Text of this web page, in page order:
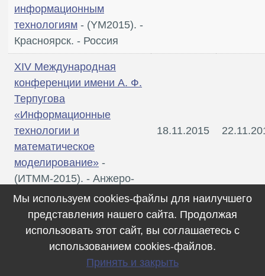
информационным
технологиям - (YM2015). -
Красноярск. - Россия
XIV Международная
конференции имени А. Ф.
Терпугова
«Информационные
технологии и
математическое
моделирование» -
(ИТММ-2015). - Анжеро-
Судженск. - Россия
18.11.2015
VIII Российско-германская
школа-конференция
молодых ученых по
параллельному
Мы используем cookies-файлы для наилучшего
представления нашего сайта. Продолжая
использовать этот сайт, вы соглашаетесь с
использованием cookies-файлов.
Принять и закрыть